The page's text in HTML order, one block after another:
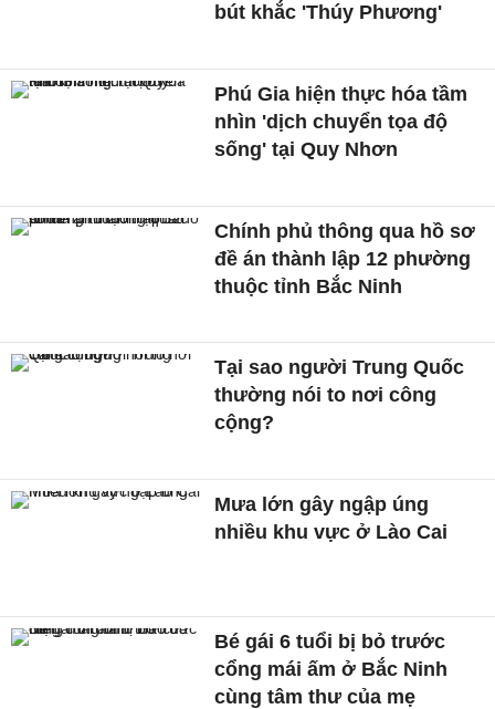
bút khắc 'Thúy Phương'
Phú Gia hiện thực hóa tầm
nhìn 'dịch chuyển tọa độ
sống' tại Quy Nhơn
Chính phủ thông qua hồ sơ
đề án thành lập 12 phường
thuộc tỉnh Bắc Ninh
Tại sao người Trung Quốc
thường nói to nơi công
cộng?
Mưa lớn gây ngập úng
nhiều khu vực ở Lào Cai
Bé gái 6 tuổi bị bỏ trước
cổng mái ấm ở Bắc Ninh
cùng tâm thư của mẹ